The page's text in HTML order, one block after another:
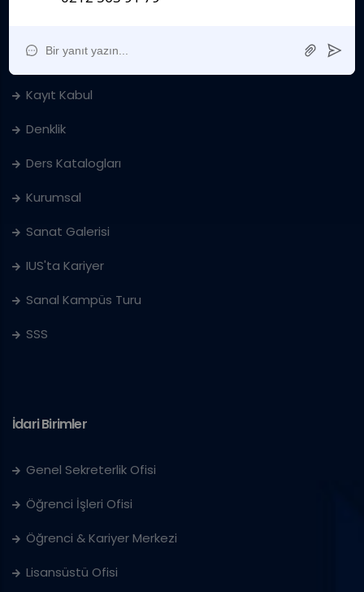
Formlar
Kayıt Kabul
Denklik
Ders Katalogları
Kurumsal
Sanat Galerisi
IUS'ta Kariyer
Sanal Kampüs Turu
SSS
İdari Birimler
Genel Sekreterlik Ofisi
Öğrenci İşleri Ofisi
Öğrenci & Kariyer Merkezi
Lisansüstü Ofisi